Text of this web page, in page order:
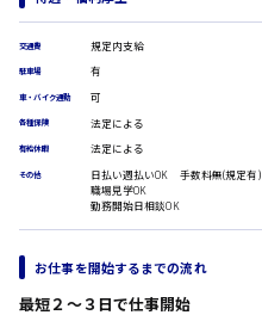
カスタマーエンジニア
ルート営業
その他の専門職
交通費 規定内支給
駐車場 有
車・バイク通勤 可
各種保険 法定による
有給休暇 法定による
その他
日払い週払いOK 手数料無(規定有)
職場見学OK
勤務開始日相談OK
お仕事を開始するまでの流れ
最短２〜３日で仕事開始